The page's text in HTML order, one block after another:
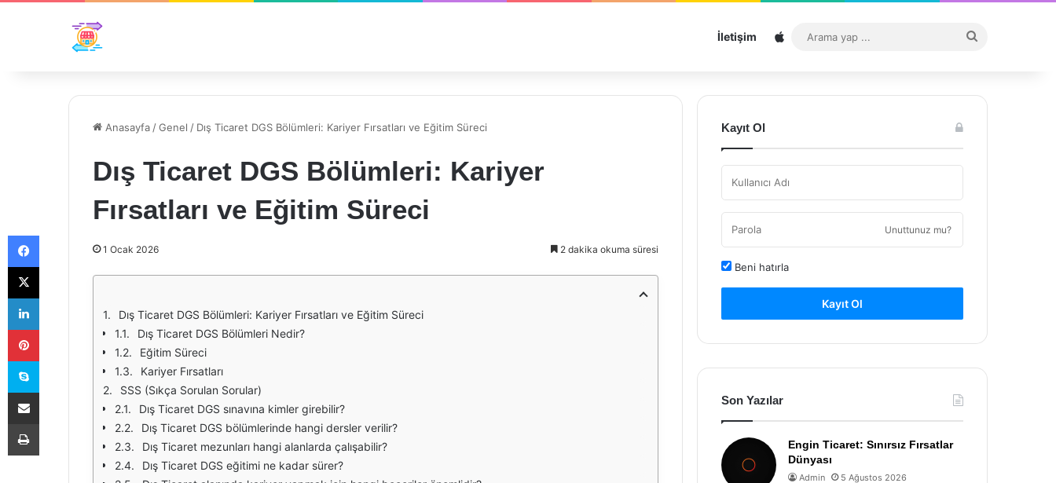
İletişim Sitemap
...
Anasayfa /Genel / Dış Ticaret DGS Bölümleri: Kariyer Fırsatları ve Eğitim Süreci
Dış Ticaret DGS Bölümleri: Kariyer
Fırsatları ve Eğitim Süreci
1 Ocak 2026 2 dakika okuma süresi
Dış Ticaret DGS Bölümleri: Kariyer Fırsatları ve Eğitim Süreci
Dış Ticaret DGS Bölümleri Nedir?
Eğitim Süreci
Kariyer Fırsatları
SSS (Sıkça Sorulan Sorular)
Dış Ticaret DGS sınavına kimler girebilir?
Dış Ticaret DGS bölümlerinde hangi dersler verilir?
Dış Ticaret mezunları hangi alanlarda çalışabilir?
Dış Ticaret DGS eğitimi ne kadar sürer?
Kayıt Ol
Unuttunuz mu?
Beni hatırla
Kayıt Ol
Son Yazılar
Engin Ticaret: Sınırsız Fırsatlar
Dünyası
Admin 5 Ağustos 2026
Facebook
X
LinkedIn
Pinterest
Skype
E-Posta ile paylaş